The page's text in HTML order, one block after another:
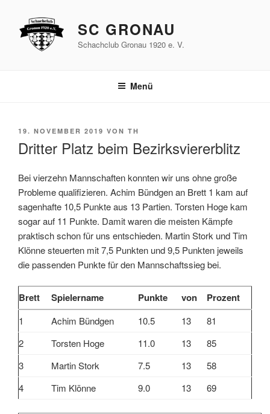
springen
SC GRONAU
Schachclub Gronau 1920 e. V.
Menü
VERÖFFENTLICHT
19. NOVEMBER 2019 VON TH
Dritter Platz beim Bezirksviererblitz
Bei vierzehn Mannschaften konnten wir uns ohne große
Probleme qualifizieren. Achim Bündgen an Brett 1 kam auf
sagenhafte 10,5 Punkte aus 13 Partien. Torsten Hoge kam
sogar auf 11 Punkte. Damit waren die meisten Kämpfe
praktisch schon für uns entschieden. Martin Stork und Tim
Klönne steuerten mit 7,5 Punkten und 9,5 Punkten jeweils
die passenden Punkte für den Mannschaftssieg bei.
Brett Spielername Punkte von Prozent
1 Achim Bündgen 10.5 13
81
2
Torsten Hoge 11.0 13
85
3
Martin Stork 7.5 13
58
4
Tim Klönne 9.0 13 69